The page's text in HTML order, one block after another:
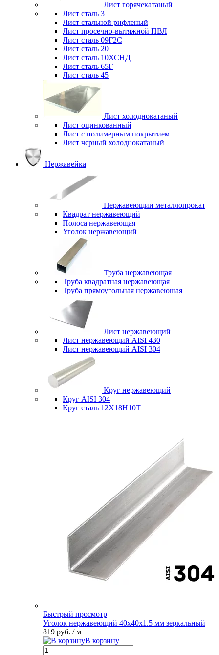
Лист горячекатаный
Лист сталь 3
Лист стальной рифленый
Лист просечно-вытяжной ПВЛ
Лист сталь 09Г2С
Лист сталь 20
Лист сталь 10ХСНД
Лист сталь 65Г
Лист сталь 45
Лист холоднокатаный
Лист оцинкованный
Лист с полимерным покрытием
Лист черный холоднокатаный
Нержавейка
Нержавеющий металлопрокат
Квадрат нержавеющий
Полоса нержавеющая
Уголок нержавеющий
Труба нержавеющая
Труба квадратная нержавеющая
Труба прямоугольная нержавеющая
Лист нержавеющий
Лист нержавеющий AISI 430
Лист нержавеющий AISI 304
Круг нержавеющий
Круг AISI 304
Круг сталь 12Х18Н10Т
Быстрый просмотр
Уголок нержавеющий 40х40х1.5 мм зеркальный
819 руб. / м
В корзину